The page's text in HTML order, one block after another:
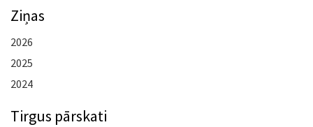
Ziņas
2026
2025
2024
Tirgus pārskati